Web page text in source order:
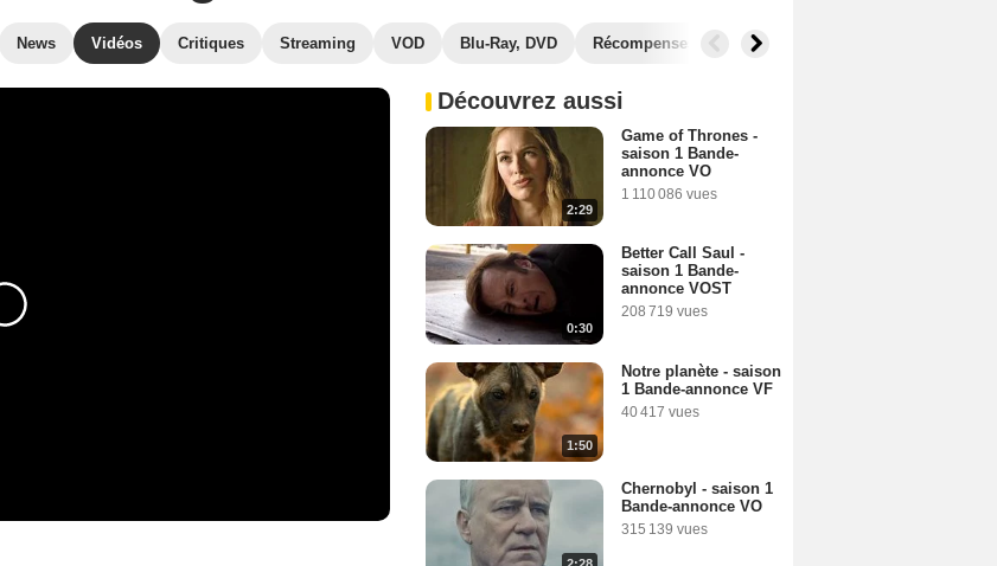
News Vidéos Critiques Streaming VOD Blu-Ray, DVD Récompenses Musique
Découvrez aussi
2:29
Game of Thrones -
saison 1 Bande-
annonce VO
1 110 086 vues
0:30
Better Call Saul -
saison 1 Bande-
annonce VOST
208 719 vues
1:50
Notre planète - saison
1 Bande-annonce VF
40 417 vues
2:28
Chernobyl - saison 1
Bande-annonce VO
315 139 vues